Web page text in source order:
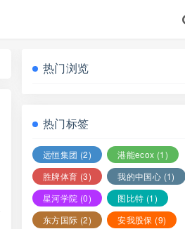
热门浏览
热门标签
远恒集团 (2) 港能ecox (1)
胜牌体育 (3) 我的中国心 (1)
星河学院 (0) 图比特 (1)
东方国际 (2) 安我股保 (9)